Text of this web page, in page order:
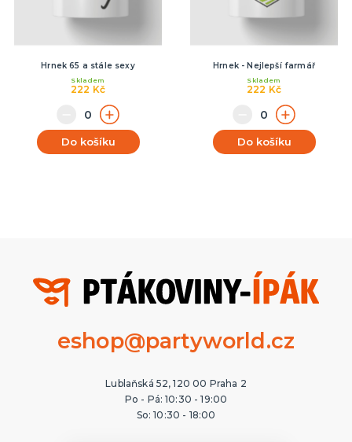
Hrnek 65 a stále sexy
222 Kč
Skladem
Do košíku
Hrnek - Nejlepší farmář
222 Kč
Skladem
Do košíku
eshop@partyworld.cz
Lublaňská 52, 120 00 Praha 2
Po - Pá: 10:30 - 19:00
So: 10:30 - 18:00